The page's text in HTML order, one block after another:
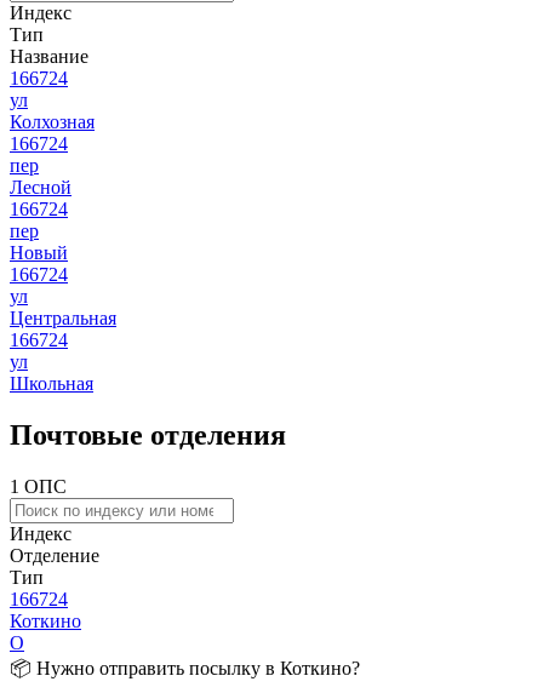
Индекс
Тип
Название
166724
ул
Колхозная
166724
пер
Лесной
166724
пер
Новый
166724
ул
Центральная
166724
ул
Школьная
Почтовые отделения
1 ОПС
Индекс
Отделение
Тип
166724
Коткино
О
📦 Нужно отправить посылку в Коткино?